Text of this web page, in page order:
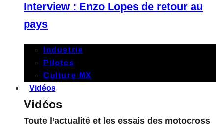
Interview : Enzo Lopes de retour au
pays
Industrie
Pilotes
Culture MX
Vidéos
Vidéos
Toute l’actualité et les essais des motocross